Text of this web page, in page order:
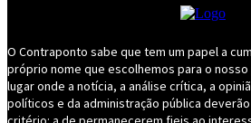
O Contraponto sabe que tem um papel a
próprio nome que escolhemos para o
lugar onde a notícia, a análise crítica, a
políticos e da administração pública